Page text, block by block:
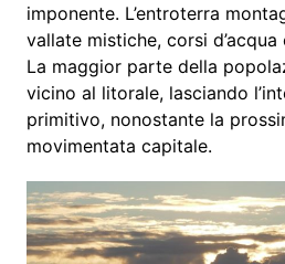
imponente. L’entroterra
vallate mistiche, corsi
La maggior parte della
vicino al litorale, lasciando
primitivo, nonostante la
movimentata capitale.